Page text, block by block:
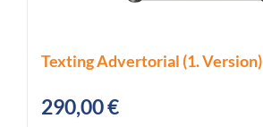
Texting Advertorial (1. Version)
290,00€